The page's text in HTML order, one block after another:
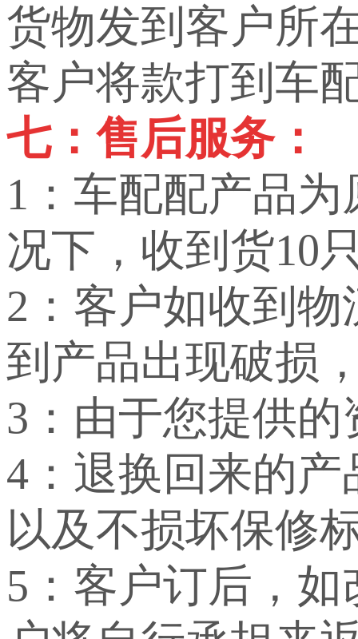
货物发到客户所
客户将款打到车
七：售后服务：
1：车配配产品
况下，收到货10
2：客户如收到
到产品出现破损
3：由于您提供
4：退换回来的
以及不损坏保修
5：客户订后，